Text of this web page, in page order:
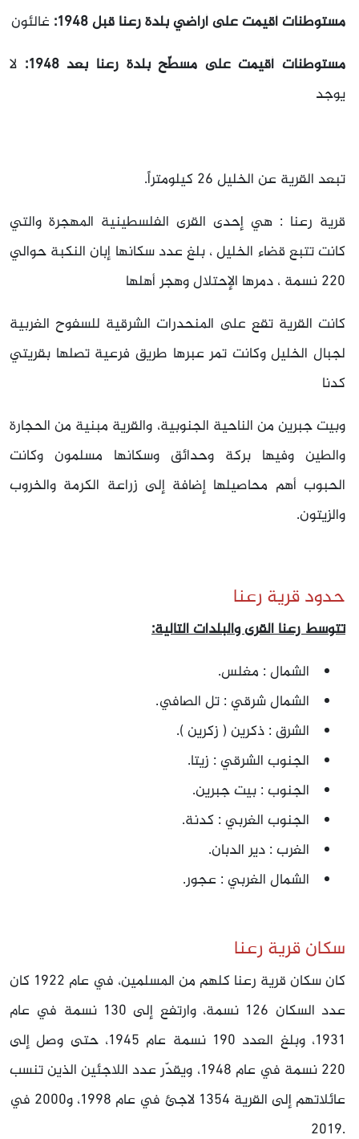
مستوطنات أقيمت على أراضي بلدة رعنا قبل 1948:
غالئون
مستوطنات أقيمت على مسطّح بلدة رعنا بعد 1948:
لا
يوجد
تبعد القرية عن الخليل 26 كيلومتراً.
قرية رعنا : هي إحدى القرى الفلسطينية المهجرة والتي
كانت تتبع قضاء الخليل ، بلغ عدد سكانها إبان النكبة حوالي
220 نسمة ، دمرها الإحتلال وهجر أهلها
كانت القرية تقع على المنحدرات الشرقية للسفوح الغربية
لجبال الخليل وكانت تمر عبرها طريق فرعية تصلها بقريتي
كدنا
وبيت جبرين من الناحية الجنوبية، والقرية مبنية من الحجارة
والطين وفيها بركة وحدائق وسكانها مسلمون وكانت
الحبوب أهم محاصيلها إضافة إلى زراعة الكرمة والخروب
والزيتون.
حدود قرية رعنا
تتوسط رعنا القرى والبلدات التالية:
الشمال : مغلس.
الشمال شرقي : تل الصافي.
الشرق : ذكرين ( زكرين ).
الجنوب الشرقي : زيتا.
الجنوب : بيت جبرين.
الجنوب الغربي : كدنة.
الغرب : دير الدبان.
الشمال الغربي : عجور.
سكان قرية رعنا
كان سكان قرية رعنا كلهم من المسلمين، في عام 1922 كان
عدد السكان 126 نسمة، وارتفع إلى 130 نسمة في عام
1931، وبلغ العدد 190 نسمة عام 1945، حتى وصل إلى
220 نسمة في عام 1948، ويقدّر عدد اللاجئين الذين تنسب
عائلاتهم إلى القرية 1354 لاجئ في عام 1998، و2000 في
2019.